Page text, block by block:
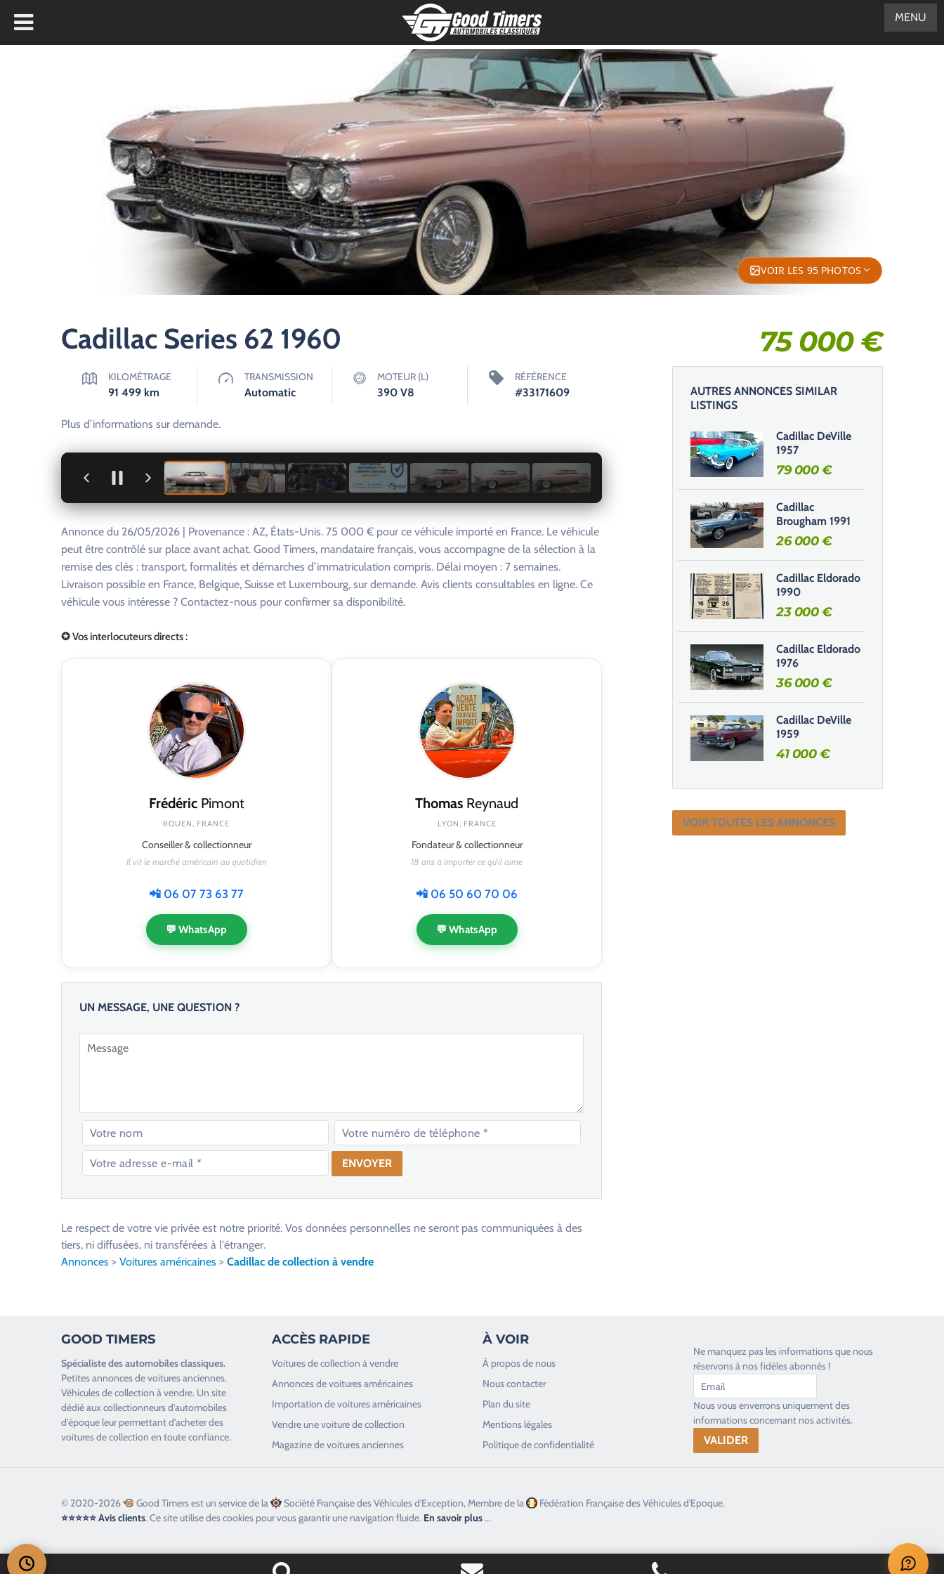
VOIR LES 95 PHOTOS
Cadillac Series 62 1960 75 000€
KILOMÉTRAGE
91 499 km
TRANSMISSION
Automatic
MOTEUR (L)
390 V8
RÉFÉRENCE
#33171609
Plus d’informations sur demande.
Annonce du 26/05/2026 | Provenance : AZ, États-Unis. 75 000 € pour ce véhicule importé en France. Le véhicule
peut être contrôlé sur place avant achat. Good Timers, mandataire français, vous accompagne de la sélection à la
remise des clés : transport, formalités et démarches d’immatriculation compris. Délai moyen : 7 semaines.
Livraison possible en France, Belgique, Suisse et Luxembourg, sur demande. Avis clients consultables en ligne. Ce
véhicule vous intéresse ? Contactez-nous pour confirmer sa disponibilité.
✪ Vos interlocuteurs directs :
FrédéricPimont
ROUEN, FRANCE
Conseiller & collectionneur
Il vit le marché américain au quotidien
📲 06 07 73 63 77
💬 WhatsApp
Thomas Reynaud
LYON, FRANCE
Fondateur & collectionneur
18 ans à importer ce qu'il aime
📲 06 50 60 70 06
💬 WhatsApp
UN MESSAGE, UNE QUESTION ?
l
a
s
e
r
c
a
m
v
Le respect de votre vie privée est notre priorité. Vos données personnelles ne seront pas communiquées à des
tiers, ni diffusées, ni transférées à l'étranger.
Annonces > Voitures américaines > Cadillac de collection à vendre
AUTRES ANNONCES SIMILAR
LISTINGS
Cadillac DeVille
1957
79 000€
Cadillac
Brougham 1991
26 000€
Cadillac Eldorado
1990
23 000€
Cadillac Eldorado
1976
36 000€
Cadillac DeVille
1959
41 000€
VOIR TOUTES LES ANNONCES
GOOD TIMERS
Spécialiste desautomobiles classiques.
Petites annonces devoitures anciennes.
Véhicules de collection à vendre. Un site
dédié aux collectionneurs d’automobiles
d’époque leur permettant d’acheter des
voitures de collection en toute confiance.
ACCÈS RAPIDE
Voitures de collection à vendre
Annonces de voitures américaines
Importation de voitures américaines
Vendre une voiture de collection
Magazine de voitures anciennes
À VOIR
À propos de nous
Nous contacter
Plan du site
Mentions légales
Politique de confidentialité
Ne manquez pas les informations que nous
réservons à nos fidèles abonnés !
Nous vous enverrons uniquement des
informations concernant nos activités.
© 2020-2026 Good Timers est un service de la Société Française des Véhicules d'Exception, Membre de la
Fédération Française des Véhicules d'Epoque.
⭐⭐⭐⭐⭐ Avis clients. Ce site utilise des cookies pour vous garantir une navigation fluide. En savoir plus...
MENU